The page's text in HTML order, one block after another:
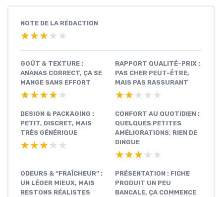
NOTE DE LA RÉDACTION
★★★★★
★★★★★
GOÛT & TEXTURE :
ANANAS CORRECT, ÇA SE
MANGE SANS EFFORT
★★★★★
★★★★★
RAPPORT QUALITÉ-PRIX :
PAS CHER PEUT-ÊTRE,
MAIS PAS RASSURANT
★★★★★
★★★★★
DESIGN & PACKAGING :
PETIT, DISCRET, MAIS
TRÈS GÉNÉRIQUE
★★★★★
★★★★★
CONFORT AU QUOTIDIEN :
QUELQUES PETITES
AMÉLIORATIONS, RIEN DE
DINGUE
★★★★★
★★★★★
ODEURS & “FRAÎCHEUR” :
UN LÉGER MIEUX, MAIS
RESTONS RÉALISTES
PRÉSENTATION : FICHE
PRODUIT UN PEU
BANCALE, ÇA COMMENCE